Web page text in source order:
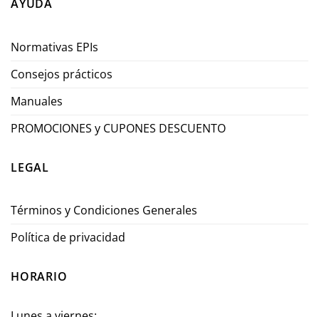
AYUDA
Normativas EPIs
Consejos prácticos
Manuales
PROMOCIONES y CUPONES DESCUENTO
LEGAL
Términos y Condiciones Generales
Política de privacidad
HORARIO